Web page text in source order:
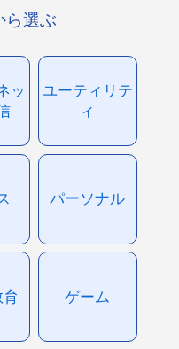
ら選ぶ
ッ
ユーティリテ
ィ
パーソナル
育 ゲーム